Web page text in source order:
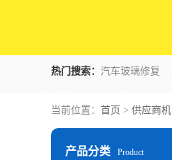
热门搜索： 汽车玻璃修复
当前位置： 首页 > 供应商机
产品分类 Product